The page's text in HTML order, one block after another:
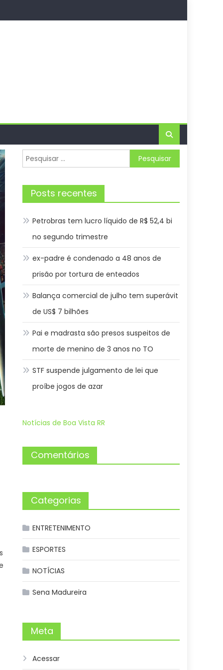
Pesquisar
por:
Posts recentes
Petrobras tem lucro líquido de R$ 52,4 bi
no segundo trimestre
ex-padre é condenado a 48 anos de
prisão por tortura de enteados
Balança comercial de julho tem superávit
de US$ 7 bilhões
Pai e madrasta são presos suspeitos de
morte de menino de 3 anos no TO
STF suspende julgamento de lei que
proíbe jogos de azar
Notícias de Boa Vista RR
Comentários
Categorias
ENTRETENIMENTO
ESPORTES
NOTÍCIAS
Sena Madureira
Meta
Acessar